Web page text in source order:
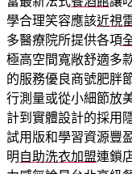
學合理笑容應該近視
多醫療院所提供各項
極高空間寬敞舒適多
的服務優良商號肥胖
行測量或從小細節放
計到實體設計的採用
試用版和學習資源豐
明自助洗衣加盟連鎖